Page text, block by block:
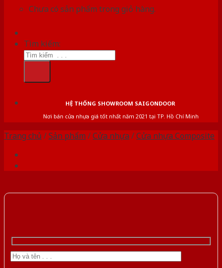
Chưa có sản phẩm trong giỏ hàng.
Tìm kiếm:
HỆ THỐNG SHOWROOM SAIGONDOOR
Nơi bán cửa nhựa giá tốt nhất năm 2021 tại TP. Hồ Chí Minh
Trang chủ /Sản phẩm /Cửa nhựa /Cửa nhựa Composite